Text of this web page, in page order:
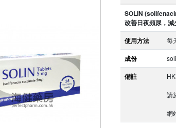
SOLIN
改善日夜頻尿，減
使用方法
每
成份
備註
請
網